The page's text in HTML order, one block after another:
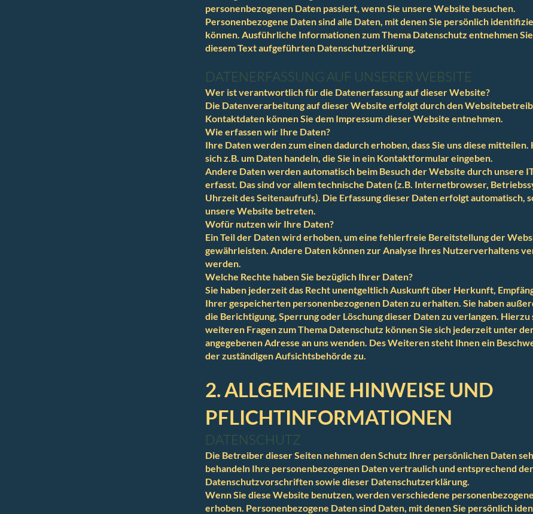
personenbezogenen Daten passiert, wenn Sie unsere Website besuchen.
Personenbezogene Daten sind alle Daten, mit denen Sie persönlich
können. Ausführliche Informationen zum Thema Datenschutz entnehmen
diesem Text aufgeführten Datenschutzerklärung.
DATENERFASSUNG AUF UNSERER WEBSITE
Wer ist verantwortlich für die Datenerfassung auf dieser Website?
Die Datenverarbeitung auf dieser Website erfolgt durch den
Kontaktdaten können Sie dem Impressum dieser Website entnehmen.
Wie erfassen wir Ihre Daten?
Ihre Daten werden zum einen dadurch erhoben, dass Sie uns diese mitteilen.
sich z.B. um Daten handeln, die Sie in ein Kontaktformular eingeben.
Andere Daten werden automatisch beim Besuch der Website durch unsere
erfasst. Das sind vor allem technische Daten (z.B. Internetbrowser,
Uhrzeit des Seitenaufrufs). Die Erfassung dieser Daten erfolgt automatisch,
unsere Website betreten.
Wofür nutzen wir Ihre Daten?
Ein Teil der Daten wird erhoben, um eine fehlerfreie Bereitstellung der
gewährleisten. Andere Daten können zur Analyse Ihres Nutzerverhaltens
werden.
Welche Rechte haben Sie bezüglich Ihrer Daten?
Sie haben jederzeit das Recht unentgeltlich Auskunft über Herkunft,
Ihrer gespeicherten personenbezogenen Daten zu erhalten. Sie haben
die Berichtigung, Sperrung oder Löschung dieser Daten zu verlangen. Hierzu
weiteren Fragen zum Thema Datenschutz können Sie sich jederzeit unter
angegebenen Adresse an uns wenden. Des Weiteren steht Ihnen ein
der zuständigen Aufsichtsbehörde zu.
2. ALLGEMEINE HINWEISE UND
PFLICHTINFORMATIONEN
DATENSCHUTZ
Die Betreiber dieser Seiten nehmen den Schutz Ihrer persönlichen Daten
behandeln Ihre personenbezogenen Daten vertraulich und entsprechend
Datenschutzvorschriften sowie dieser Datenschutzerklärung.
Wenn Sie diese Website benutzen, werden verschiedene
erhoben. Personenbezogene Daten sind Daten, mit denen Sie persönlich